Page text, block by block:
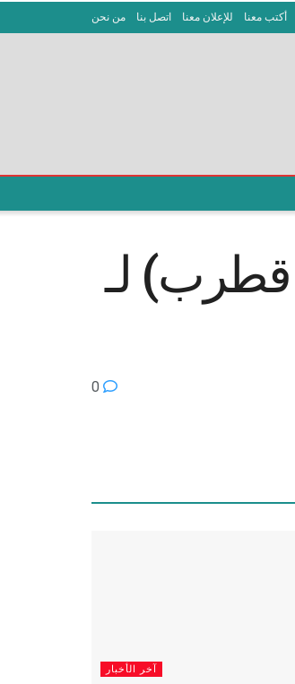
أكتب معنا للإعلان معنا اتصل بنا من نحن
قطرب) لـ
آخر الأخبار